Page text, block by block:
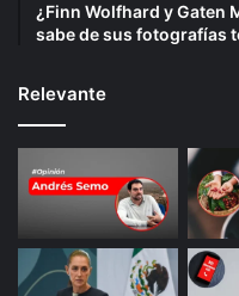
¿Finn Wolfhard y Gaten
sabe de sus fotografías
Relevante